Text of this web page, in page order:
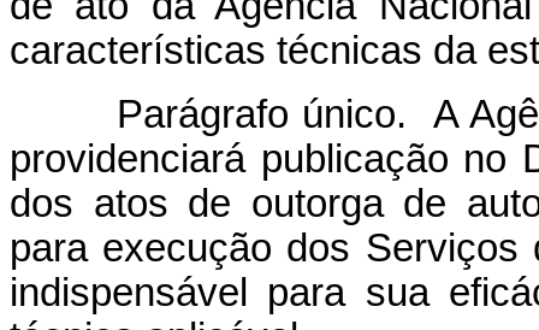
características técnicas da
Parágrafo único. A
providenciará publicação no
dos atos de outorga de
para execução dos
indispensável para sua